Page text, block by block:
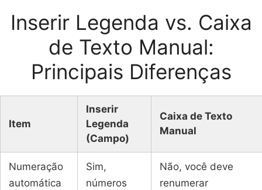
Inserir Legenda vs. Caixa
de Texto Manual:
Principais Diferenças
Item
Inserir
Legenda
(Campo)
Caixa de Texto
Manual
Numeração
automática
Sim,
números
Não, você deve
renumerar